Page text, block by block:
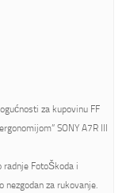
za kupovinu FF
SONY A7R III
radnje FotoŠkoda i
za rukovanje.